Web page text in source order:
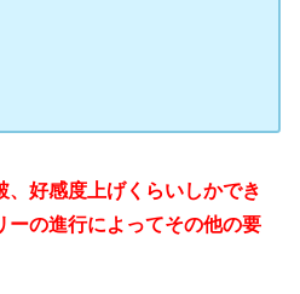
、好感度上げくらいしかでき
ーの進行によってその他の要